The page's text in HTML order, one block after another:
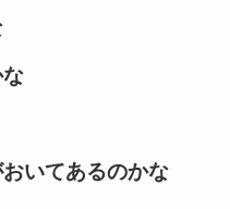
いてあるのかな